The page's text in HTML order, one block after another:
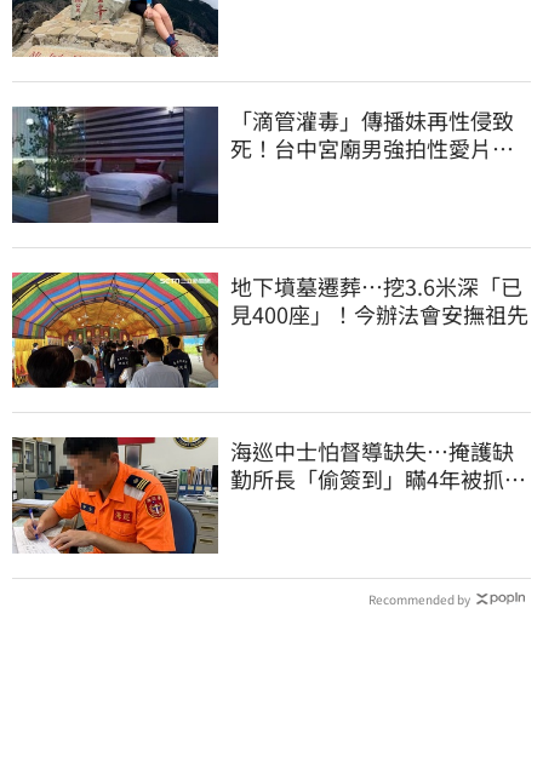
「滴管灌毒」傳播妹再性侵致
死！台中宮廟男強拍性愛片
地下墳墓遷葬…挖3.6米深「已
見400座」！今辦法會安撫祖先
海巡中士怕督導缺失…掩護缺
勤所長「偷簽到」瞞4年被抓
Recommended by